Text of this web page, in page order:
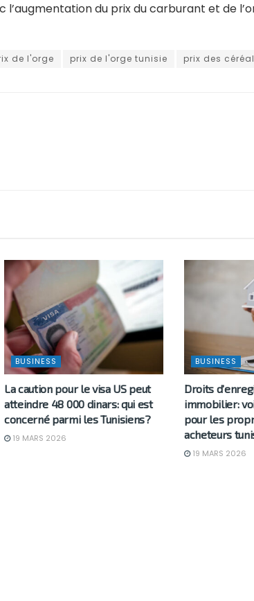
du prix du carburant et de
de l'orge prix de l'orge tunisie prix des
BUSINESS
La caution pour le visa US peut
atteindre 48 000 dinars: qui est
concerné parmi les Tunisiens?
19 MARS 2026
BUSINESS
Droits
immobilier:
pour les
acheteurs
19 MARS 2026